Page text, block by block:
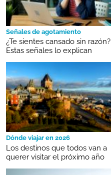
Señales de agotamiento
¿Te sientes cansado sin razón?
Estas señales lo explican
Dónde viajar en 2026
Los destinos que todos van a
querer visitar el próximo año